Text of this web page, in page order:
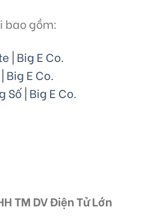
bao gồm:
| Big E Co.
E Co.
| Big E Co.
TM DV Điện Tử Lớn